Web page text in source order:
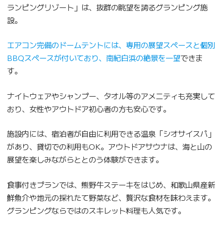
ランピングリゾート」は、抜群の眺望を誇るグランピング施
設。
エアコン完備のドームテントには、専用の展望スペースと個別
BBQスペースが付いており、南紀白浜の絶景を一望できま
す。
ナイトウェアやシャンプー、タオル等のアメニティも充実して
おり、女性やアウトドア初心者の方も安心です。
施設内には、宿泊者が自由に利用できる温泉「シオサイスパ」
があり、貸切での利用もOK。アウトドアサウナは、海と山の
展望を楽しみながらととのう体験ができます。
食事付きプランでは、熊野牛ステーキをはじめ、和歌山県産新
鮮魚介や地元の採れたて野菜など、贅沢な食材を味わえます。
グランピングならではのスキレット料理も人気です。